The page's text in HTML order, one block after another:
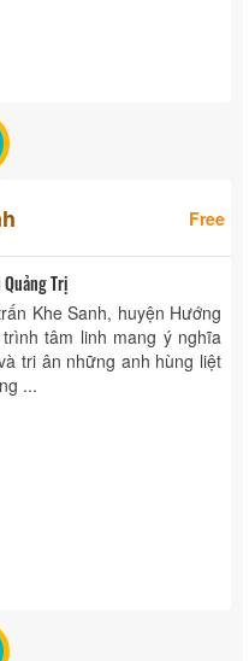
Free
Quảng Trị
Khe Sanh, huyện Hướng
tâm linh mang ý nghĩa
tri ân những anh hùng liệt
...